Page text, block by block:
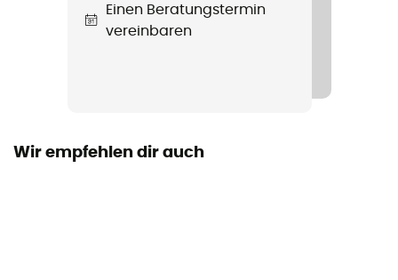
Einen Beratungstermin
vereinbaren
Wir empfehlen dir auch